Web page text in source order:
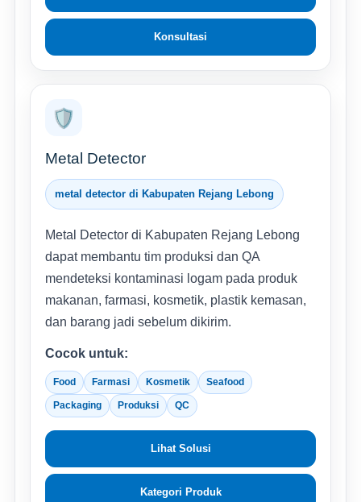
Konsultasi
🛡️
Metal Detector
metal detector di Kabupaten Rejang Lebong
Metal Detector di Kabupaten Rejang Lebong
dapat membantu tim produksi dan QA
mendeteksi kontaminasi logam pada produk
makanan, farmasi, kosmetik, plastik kemasan,
dan barang jadi sebelum dikirim.
Cocok untuk:
Food Farmasi Kosmetik Seafood
Packaging Produksi QC
Lihat Solusi
Kategori Produk